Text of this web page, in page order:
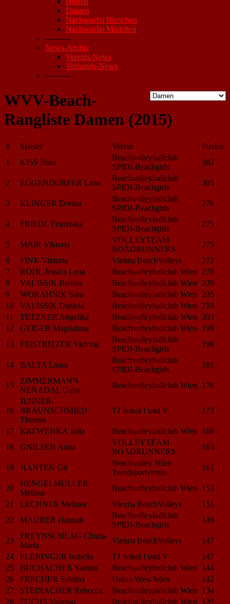
Damen
Nachwuchs Burschen
Nachwuchs Mädchen
----------
News-Archiv
Vereins-News
Verbands-News
----------
WVV-Beach-
Rangliste Damen (2015)
# Spieler Verein
Punkte
1
KISS Ilona
Beachvolleyballclub
SPIDI-Beachgirls
382
2 EGGENDORFER Lena
Beachvolleyballclub
SPIDI-Beachgirls
305
3 KLINGER Dorina
Beachvolleyballclub
SPIDI-Beachgirls
276
4 FRIEDL Franziska
Beachvolleyballclub
SPIDI-Beachgirls
275
5 MAIR Viktoria
VOLLEYTEAM
ROADRUNNERS
275
6
FINK Viktoria Vienna BeachVolleys
272
7
RÖDL Jessica Lena Beachvolleyballclub Wien
270
8
VALISSIK Bettina Beachvolleyballclub Wien
239
9
WORAHNIK Sara Beachvolleyballclub Wien
235
10
VALISSIK Daniela Beachvolleyballclub Wien
210
11
TETZNER Angelika Beachvolleyballclub Wien
203
12
GEIGER Magdalena Beachvolleyballclub Wien
199
13
FEISTRITZER Victoria
Beachvolleyballclub
SPIDI-Beachgirls
198
14 BALTA Laura
Beachvolleyballclub
SPIDI-Beachgirls
181
15
ZIMMERMANN-
NENADAL Gaby
Beachvolleyballclub Wien 176
16
JENNER-
BRAUNSCHMIED
Theresa
TJ Sokol I und V 173
17 KREWENKA Julia Beachvolleyballclub Wien
168
18
GNILSEN Anna
VOLLEYTEAM
ROADRUNNERS
163
19 HANTEN Gil
Beachvolley Wien
Trendsportverein
161
20
HENGELMÜLLER
Melissa
Beachvolleyballclub Wien
153
21
LECHNER Melanie Vienna BeachVolleys
151
22
MAURER Hannah
Beachvolleyballclub
SPIDI-Beachgirls
149
23
FREYNSCHLAG Chiara-
Maria
Vienna BeachVolleys
147
24
PLENINGER Isabella TJ Sokol I und V
147
25
BUCHACHER Yasmin Beachvolleyballclub Wien
144
26
FERCHER Sabrina Union West-Wien
142
27
STEINACHER Rebecca Beachvolleyballclub Wien
134
28
FUCHS Vanessa Beachvolleyballclub Wien
129